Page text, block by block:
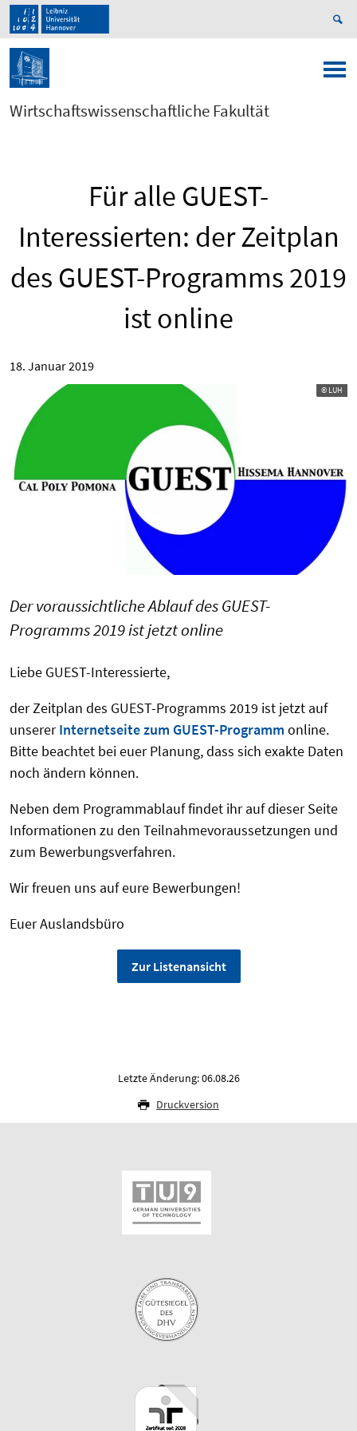
Wirtschaftswissenschaftliche Fakultät
Für alle GUEST-
Interessierten: der Zeitplan
des GUEST-Programms 2019
ist online
18. Januar 2019
© LUH
Der voraussichtliche Ablauf des GUEST-
Programms 2019 ist jetzt online
Liebe GUEST-Interessierte,
der Zeitplan des GUEST-Programms 2019 ist jetzt auf
unsererInternetseite zum GUEST-Programm online.
Bitte beachtet bei euer Planung, dass sich exakte Daten
noch ändern können.
Neben dem Programmablauf findet ihr auf dieser Seite
Informationen zu den Teilnahmevoraussetzungen und
zum Bewerbungsverfahren.
Wir freuen uns auf eure Bewerbungen!
Euer Auslandsbüro
Zur Listenansicht
Letzte Änderung: 06.08.26
Druckversion